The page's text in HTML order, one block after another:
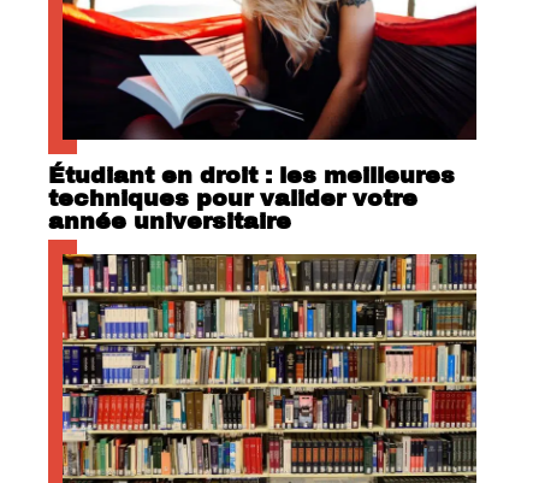
Étudiant en droit : les meilleures
techniques pour valider votre
année universitaire